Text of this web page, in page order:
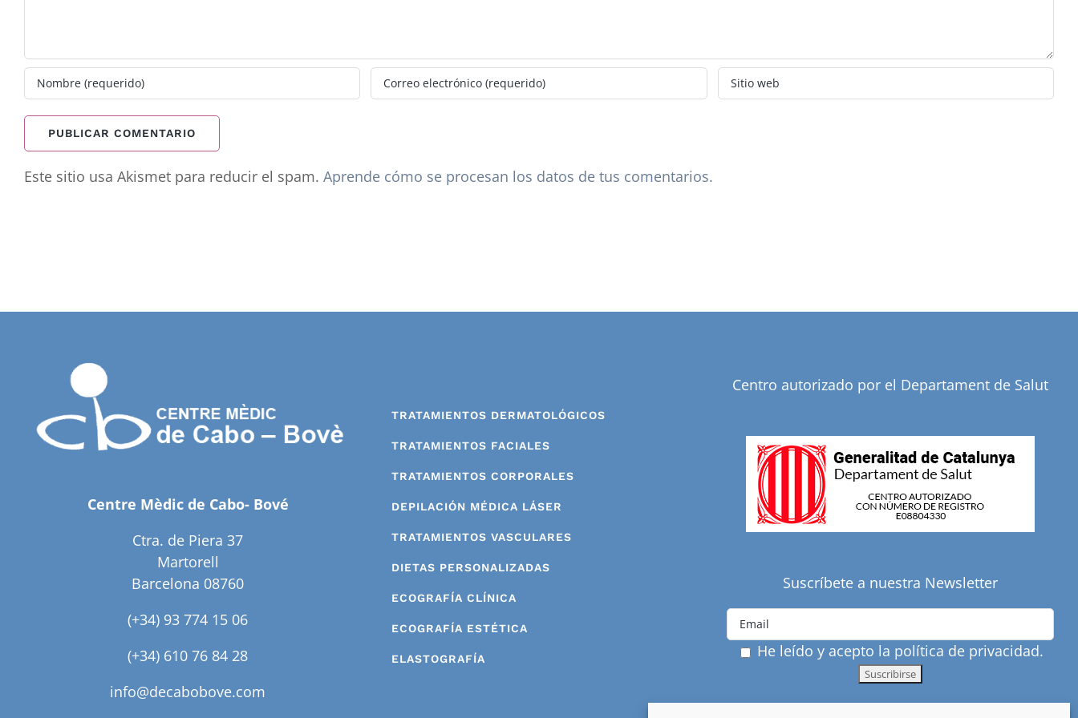
Este sitio usa Akismet para reducir el spam. Aprende cómo se procesan los datos de tus comentarios.
Centre Mèdic de Cabo- Bové
Ctra. de Piera 37
Martorell
Barcelona 08760
(+34) 93 774 15 06
(+34) 610 76 84 28
info@decabobove.com
TRATAMIENTOS DERMATOLÓGICOS
TRATAMIENTOS FACIALES
TRATAMIENTOS CORPORALES
DEPILACIÓN MÉDICA LÁSER
TRATAMIENTOS VASCULARES
DIETAS PERSONALIZADAS
ECOGRAFÍA CLÍNICA
ECOGRAFÍA ESTÉTICA
ELASTOGRAFÍA
Centro autorizado por el Departament de Salut
Suscríbete a nuestra Newsletter
He leído y acepto la política de privacidad.